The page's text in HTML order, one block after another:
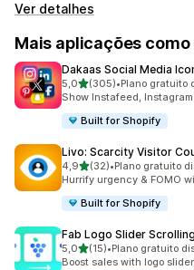
Ver detalhes
Mais aplicações como
Dakaas Social Media
5,0de 5 estrelas
(305)
305 total de avaliações
•Plano gratuito
Show Instafeed,
Built for Shopify
Livo: Scarcity Visitor
4,9de 5 estrelas
(32)
32 total de avaliações
•Plano gratuito
Hurrify urgency & FOMO
Built for Shopify
Fab Logo Slider
5,0de 5 estrelas
(15)
15 total de avaliações
•Plano gratuito
Boost sales with logo